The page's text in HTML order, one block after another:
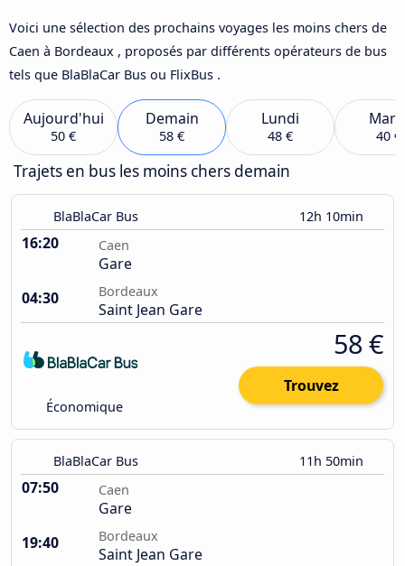
Voici une sélection des prochains voyages les moins chers de
Caen à Bordeaux , proposés par différents opérateurs de bus
tels que BlaBlaCar Bus ou FlixBus .
Aujourd'hui
50 €
Demain
58 €
Lundi
48 € 40 €
Trajets en bus les moins chers demain
BlaBlaCar Bus 12h 10min
16:20 Caen
Gare
04:30
Bordeaux
Saint Jean Gare
Économique
58 €
Trouvez
BlaBlaCar Bus 11h 50min
07:50 Caen
Gare
19:40
Bordeaux
Saint Jean Gare